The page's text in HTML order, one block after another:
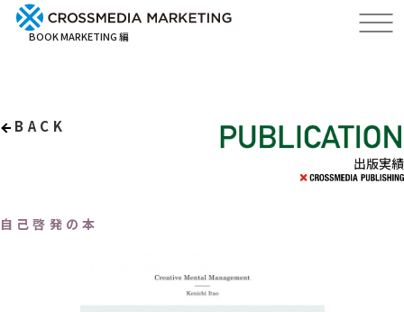
BOOK MARKETING 編
BACK
出版実績
自己啓発の本